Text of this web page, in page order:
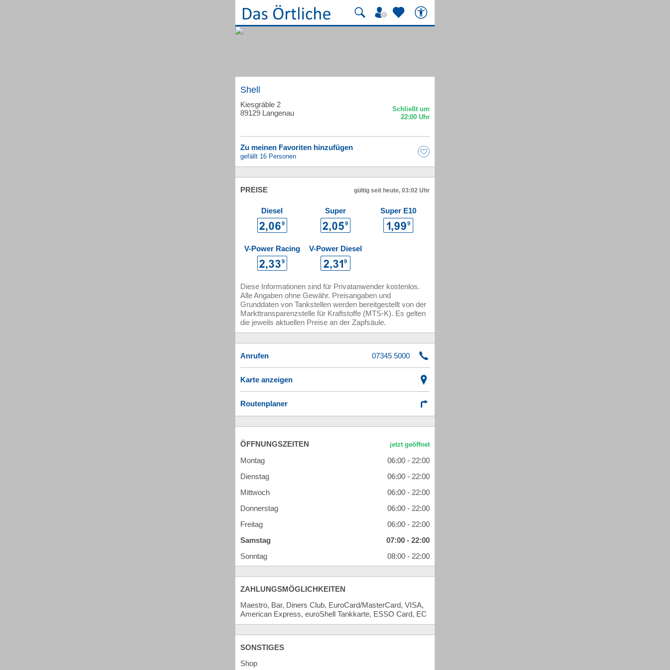
Shell
Kiesgräble 2
89129 Langenau
Zu meinen Favoriten hinzufügen
gefällt 16 Personen
PREISE gültig seit heute, 03:02 Uhr
Diesel Super Super E10
V-Power Racing V-Power Diesel
Diese Informationen sind für Privatanwender kostenlos.
Alle Angaben ohne Gewähr. Preisangaben und
Grunddaten von Tankstellen werden bereitgestellt von der
Markttransparenzstelle für Kraftstoffe (MTS-K). Es gelten
die jeweils aktuellen Preise an der Zapfsäule.
Anrufen
Karte anzeigen
Routenplaner
ÖFFNUNGSZEITEN
Montag
06:00 - 22:00
Dienstag
06:00 - 22:00
Mittwoch
06:00 - 22:00
Donnerstag
06:00 - 22:00
Freitag
06:00 - 22:00
Samstag
07:00 - 22:00
Sonntag
08:00 - 22:00
ZAHLUNGSMÖGLICHKEITEN
Maestro, Bar, Diners Club, EuroCard/MasterCard, VISA,
American Express, euroShell Tankkarte, ESSO Card, EC
SONSTIGES
Shop